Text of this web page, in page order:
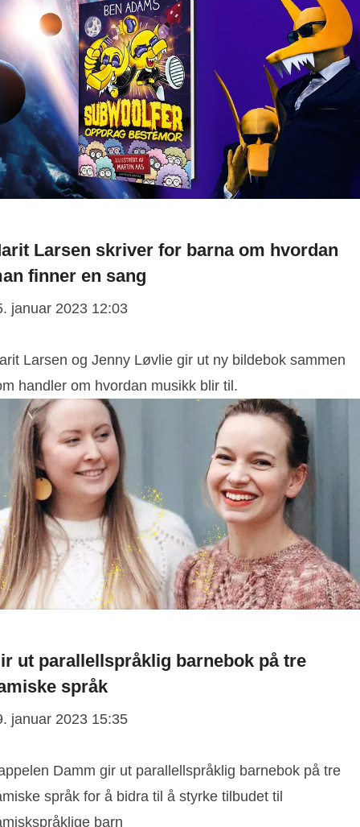
Larsen skriver for barna om hvordan
finner en sang
januar 2023 12:03
Larsen og Jenny Løvlie gir ut ny bildebok sammen
handler om hvordan musikk blir til.
ut parallellspråklig barnebok på tre
språk
januar 2023 15:35
Damm gir ut parallellspråklig barnebok på tre
språk for å bidra til å styrke tilbudet til
barn